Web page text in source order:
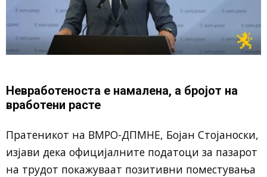
Невработеноста е намалена, а бројот на
вработени расте
Пратеникот на ВМРО-ДПМНЕ, Бојан Стојаноски,
изјави дека официјалните податоци за пазарот
на трудот покажуваат позитивни поместувања